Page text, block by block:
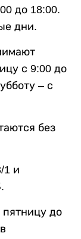
до 18:00.
дни.
с 9:00 до
– с
без
1 и
до